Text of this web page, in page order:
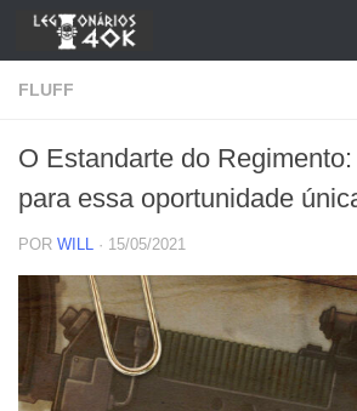
Skip to content
FLUFF
O Estandarte do
para essa oportunidade
POR WILL · 15/05/2021